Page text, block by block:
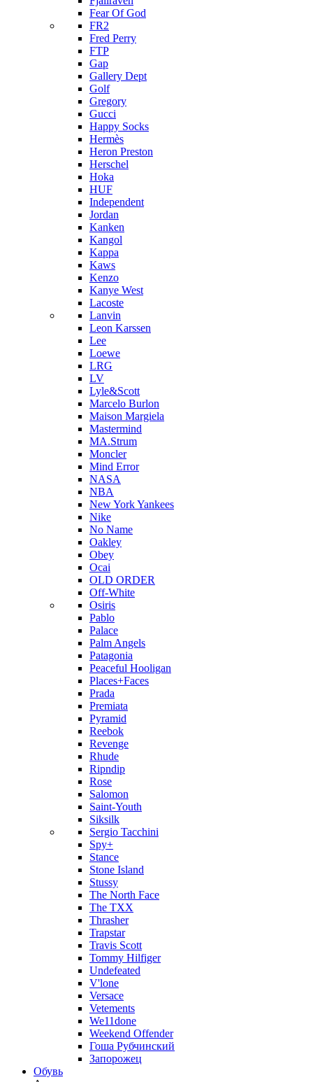
Fear Of God
FR2
Fred Perry
FTP
Gap
Gallery Dept
Golf
Gregory
Gucci
Happy Socks
Hermès
Heron Preston
Hersсhel
Hoka
HUF
Independent
Jordan
Kanken
Kangol
Kappa
Kaws
Kenzo
Kanye West
Lacoste
Lanvin
Leon Karssen
Lee
Loewe
LRG
LV
Lyle&Scott
Marcelo Burlon
Maison Margiela
Mastermind
MA.Strum
Moncler
Mind Error
NASA
NBA
New York Yankees
Nike
No Name
Oakley
Obey
Ocai
OLD ORDER
Off-White
Osiris
Pablo
Palace
Palm Angels
Patagonia
Peaceful Hooligan
Places+Faces
Prada
Premiata
Pyramid
Reebok
Revenge
Rhude
Ripndip
Rose
Salomon
Saint-Youth
Siksilk
Sergio Tacchini
Spy+
Stance
Stone Island
Stussy
The North Face
The TXX
Thrasher
Trapstar
Travis Scott
Tommy Hilfiger
Undefeated
V'lone
Versace
Vetements
We11done
Weekend Offender
Гоша Рубчинский
Запорожец
Обувь